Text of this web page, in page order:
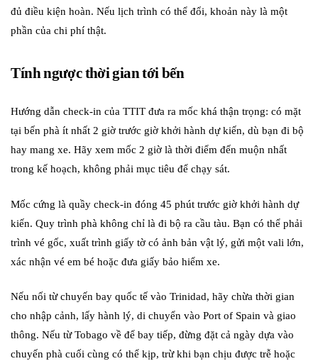
đủ điều kiện hoàn. Nếu lịch trình có thể đổi, khoản này là một
phần của chi phí thật.
Tính ngược thời gian tới bến
Hướng dẫn check-in của TTIT đưa ra mốc khá thận trọng: có mặt
tại bến phà ít nhất 2 giờ trước giờ khởi hành dự kiến, dù bạn đi bộ
hay mang xe. Hãy xem mốc 2 giờ là thời điểm đến muộn nhất
trong kế hoạch, không phải mục tiêu để chạy sát.
Mốc cứng là quầy check-in đóng 45 phút trước giờ khởi hành dự
kiến. Quy trình phà không chỉ là đi bộ ra cầu tàu. Bạn có thể phải
trình vé gốc, xuất trình giấy tờ có ảnh bản vật lý, gửi một vali lớn,
xác nhận vé em bé hoặc đưa giấy bảo hiểm xe.
Nếu nối từ chuyến bay quốc tế vào Trinidad, hãy chừa thời gian
cho nhập cảnh, lấy hành lý, di chuyển vào Port of Spain và giao
thông. Nếu từ Tobago về để bay tiếp, đừng đặt cả ngày dựa vào
chuyến phà cuối cùng có thể kịp, trừ khi bạn chịu được trễ hoặc